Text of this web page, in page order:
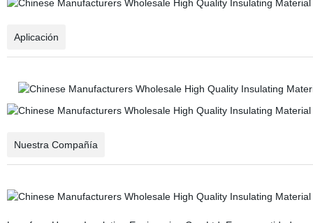
Aplicación
Nuestra Compañía